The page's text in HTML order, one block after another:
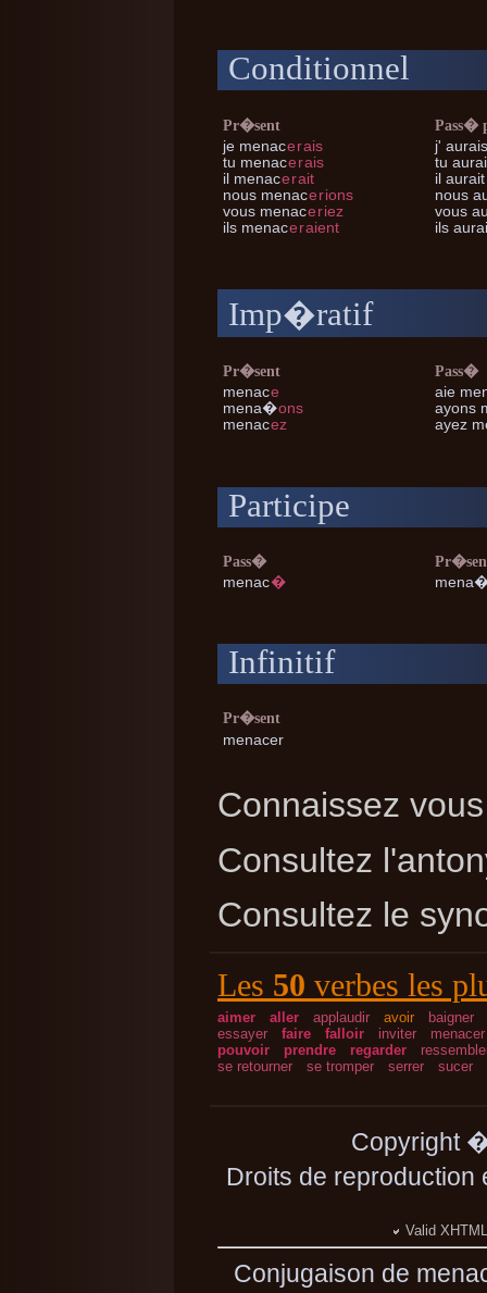
Conditionnel
Pr�sent
je menacerais
tu menacerais
il menacerait
nous menacerions
vous menaceriez
ils menaceraient
Pass�
j'
tu
il
nous
vous
ils
Imp�ratif
Pr�sent
menace
mena�ons
menacez
Pass�
aie
ayons
ayez
Participe
Pass�
menac�
mena
Infinitif
Pr�sent
menacer
Connaissez
Consultez
Consultez le
Les 50 verbes les
aimer aller applaudir avoir
baigner
essayer
faire falloir inviter
menacer
pouvoir
prendre regarder
se retourner
se tromper serrer sucer
Copyright
Droits de
Valid
Conjugaison de